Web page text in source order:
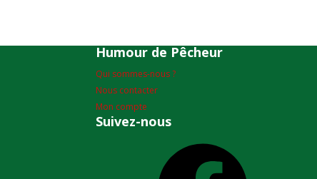
Humour de Pêcheur
Qui sommes-nous ?
Nous contacter
Mon compte
Suivez-nous